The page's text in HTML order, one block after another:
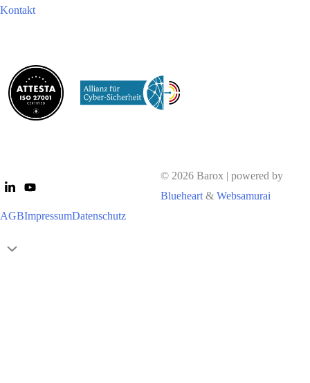
Kontakt
© 2026 Barox | powered by
Blueheart & Websamurai
AGBImpressumDatenschutz
Nach